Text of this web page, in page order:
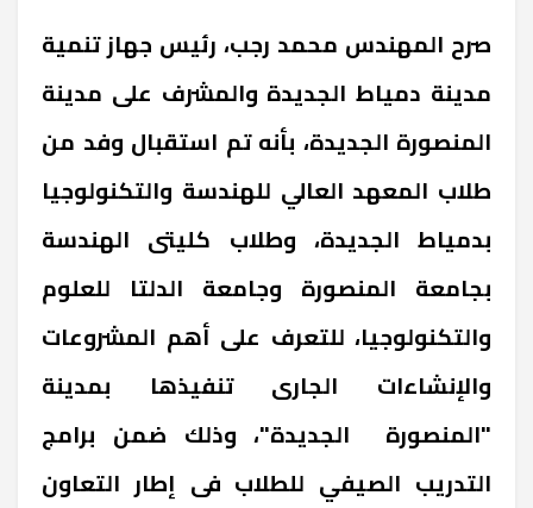
صرح المهندس محمد رجب، رئيس جهاز تنمية
مدينة دمياط الجديدة والمشرف على مدينة
المنصورة الجديدة، بأنه تم استقبال وفد من
طلاب المعهد العالي للهندسة والتكنولوجيا
بدمياط الجديدة، وطلاب كليتى الهندسة
بجامعة المنصورة وجامعة الدلتا للعلوم
والتكنولوجيا، للتعرف على أهم المشروعات
والإنشاءات الجارى تنفيذها بمدينة
"المنصورة الجديدة"، وذلك ضمن برامج
التدريب الصيفي للطلاب فى إطار التعاون